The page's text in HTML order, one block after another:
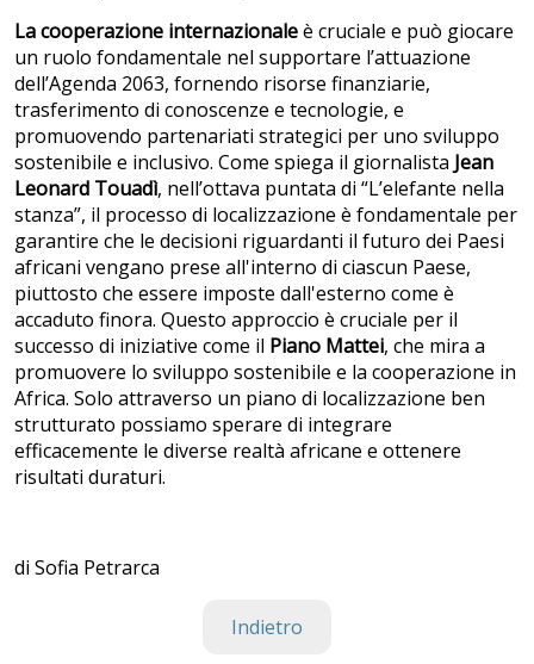
La cooperazione internazionaleè cruciale e può giocare
un ruolo fondamentale nel supportare l’attuazione
dell’Agenda 2063, fornendo risorse finanziarie,
trasferimento di conoscenze e tecnologie, e
promuovendo partenariati strategici per uno sviluppo
sostenibile e inclusivo. Come spiega il giornalista Jean
Leonard Touadì, nell’ottava puntata di “L’elefante nella
stanza”, il processo di localizzazione è fondamentale per
garantire che le decisioni riguardanti il futuro dei Paesi
africani vengano prese all'interno di ciascun Paese,
piuttosto che essere imposte dall'esterno come è
accaduto finora. Questo approccio è cruciale per il
successo di iniziative come il Piano Mattei, che mira a
promuovere lo sviluppo sostenibile e la cooperazione in
Africa. Solo attraverso un piano di localizzazione ben
strutturato possiamo sperare di integrare
efficacemente le diverse realtà africane e ottenere
risultati duraturi.
di Sofia Petrarca
Indietro